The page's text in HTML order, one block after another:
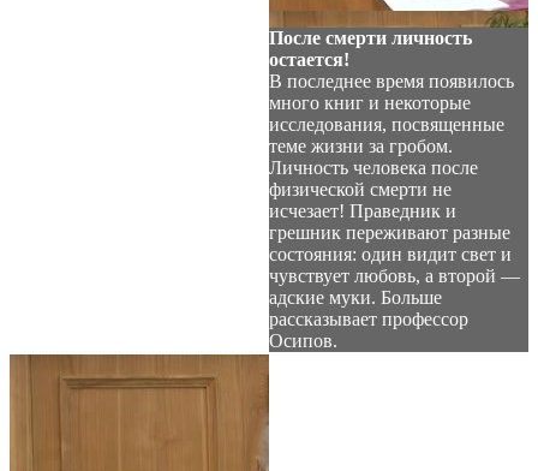
После смерти личность
остается!
В последнее время появилось
много книг и некоторые
исследования, посвященные
теме жизни за гробом.
Личность человека после
физической смерти не
исчезает! Праведник и
грешник переживают разные
состояния: один видит свет и
чувствует любовь, а второй —
адские муки. Больше
рассказывает профессор
Осипов.